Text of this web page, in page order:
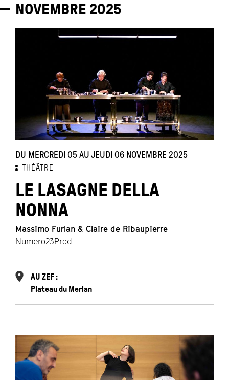
NOVEMBRE 2025
DU MERCREDI 05 AU JEUDI 06 NOVEMBRE 2025
THÉÂTRE
LE LASAGNE DELLA
NONNA
Massimo Furlan & Claire de Ribaupierre
Numero23Prod
AU ZEF :
Plateau du Merlan